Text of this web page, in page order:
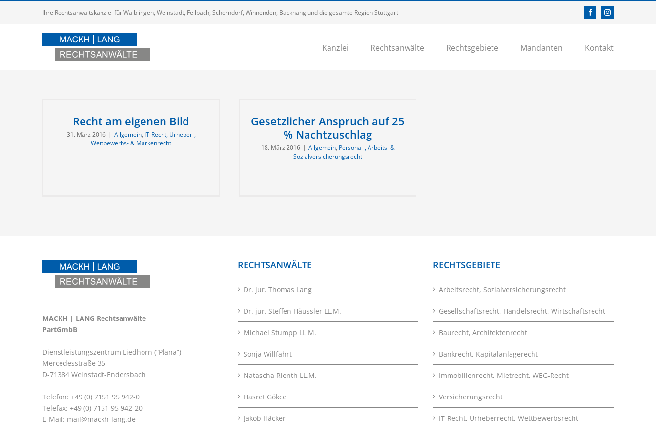
Ihre Rechtsanwaltskanzlei für Waiblingen, Weinstadt, Fellbach, Schorndorf, Winnenden, Backnang und die gesamte Region Stuttgart FacebookInstagram
Kanzlei Rechtsanwälte Rechtsgebiete Mandanten Kontakt
Recht am eigenen Bild
31. März 2016 | Allgemein, IT-Recht, Urheber-,
Wettbewerbs- & Markenrecht
Gesetzlicher Anspruch auf 25
% Nachtzuschlag
18. März 2016 | Allgemein, Personal-, Arbeits- &
Sozialversicherungsrecht
MACKH | LANG Rechtsanwälte
PartGmbB
Dienstleistungszentrum Liedhorn (“Plana”)
Mercedesstraße 35
D-71384 Weinstadt-Endersbach
Telefon: +49 (0) 7151 95 942-0
Telefax: +49 (0) 7151 95 942-20
E-Mail: mail@mackh-lang.de
RECHTSANWÄLTE
Dr. jur. Thomas Lang
Dr. jur. Steffen Häussler LL.M.
Michael Stumpp LL.M.
Sonja Willfahrt
Natascha Rienth LL.M.
Hasret Gökce
Jakob Häcker
RECHTSGEBIETE
Arbeitsrecht, Sozialversicherungsrecht
Gesellschaftsrecht, Handelsrecht, Wirtschaftsrecht
Baurecht, Architektenrecht
Bankrecht, Kapitalanlagerecht
Immobilienrecht, Mietrecht, WEG-Recht
Versicherungsrecht
IT-Recht, Urheberrecht, Wettbewerbsrecht